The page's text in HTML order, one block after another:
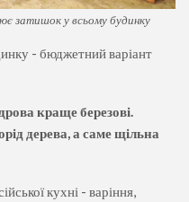
затишок у всьому будинку
- бюджетний варіант
краще березові.
дерева, а саме щільна
кухні - варіння,